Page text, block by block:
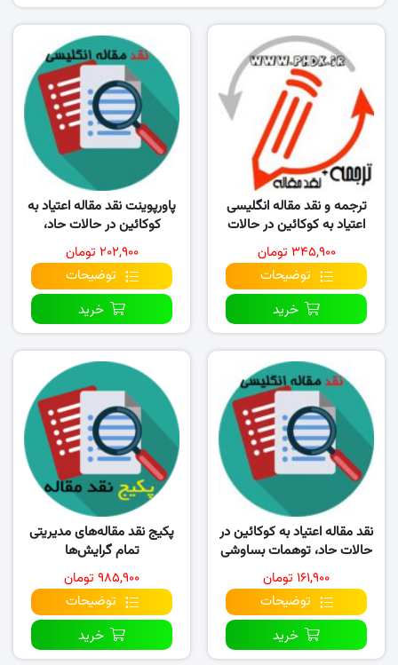
ترجمه و نقد مقاله انگلیسی
اعتیاد به کوکائین در حالات
حاد، توهمات بساوشی و
بدنی…
۳۴۵,۹۰۰ تومان
توضیحات
خرید
پاورپوینت نقد مقاله اعتیاد به
کوکائین در حالات حاد،
توهمات بساوشی و بدنی…
۲۰۲,۹۰۰ تومان
توضیحات
خرید
نقد مقاله اعتیاد به کوکائین در
حالات حاد، توهمات بساوشی
و بدنی را به همراه…
۱۶۱,۹۰۰ تومان
توضیحات
خرید
پکیج نقد مقاله‌های مدیریتی
تمام گرایش‌ها
۹۸۵,۹۰۰ تومان
توضیحات
خرید